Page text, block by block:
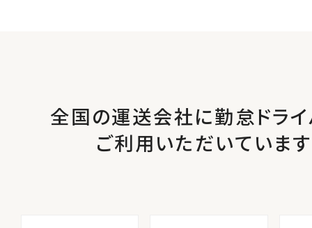
全国の運送会社に勤怠ドラ
ご利用いただいています